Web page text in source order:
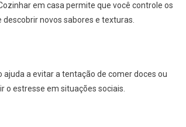
em casa permite que você controle os
novos sabores e texturas.
a evitar a tentação de comer doces ou
o estresse em situações sociais.